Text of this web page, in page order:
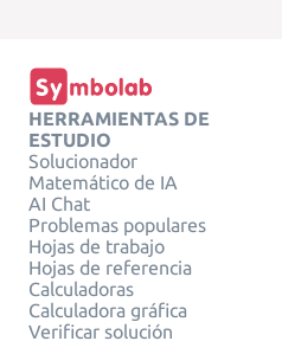
HERRAMIENTAS DE
ESTUDIO
Solucionador
Matemático de IA
AI Chat
Problemas populares
Hojas de trabajo
Hojas de referencia
Calculadoras
Calculadora gráfica
Verificar solución